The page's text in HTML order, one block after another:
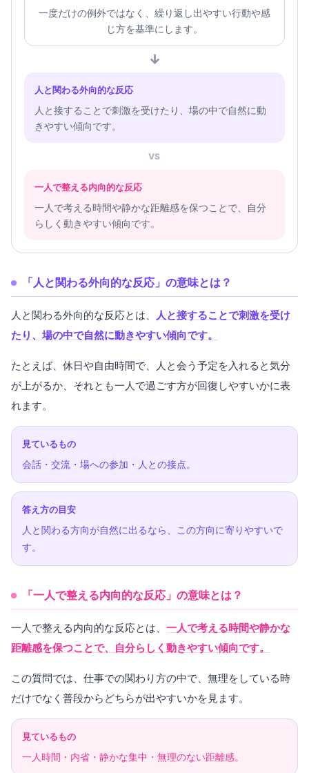
一度だけの例外ではなく、繰り返し出やすい行動や感
じ方を基準にします。
↓
人と関わる外向的な反応
人と接することで刺激を受けたり、場の中で自然に動
きやすい傾向です。
VS
一人で整える内向的な反応
一人で考える時間や静かな距離感を保つことで、自分
らしく動きやすい傾向です。
「人と関わる外向的な反応」の意味とは？
人と関わる外向的な反応とは、
人と接することで刺激を受け
たり、場の中で自然に動きやすい傾向です。
たとえば、休日や自由時間で、人と会う予定を入れると気分
が上がるか、それとも一人で過ごす方が回復しやすいかに表
れます。
見ているもの
会話・交流・場への参加・人との接点。
答え方の目安
人と関わる方向が自然に出るなら、この方向に寄りやすいで
す。
「一人で整える内向的な反応」の意味とは？
一人で整える内向的な反応とは、 一人で考える時間や静かな
距離感を保つことで、自分らしく動きやすい傾向です。
この質問では、仕事での関わり方の中で、無理をしている時
だけでなく普段からどちらが出やすいかを見ます。
見ているもの
一人時間・内省・静かな集中・無理のない距離感。